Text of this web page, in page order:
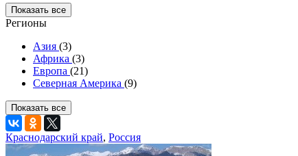
Показать все
Регионы
Азия (3)
Африка (3)
Европа (21)
Северная Америка (9)
Показать все
Краснодарский край, Россия